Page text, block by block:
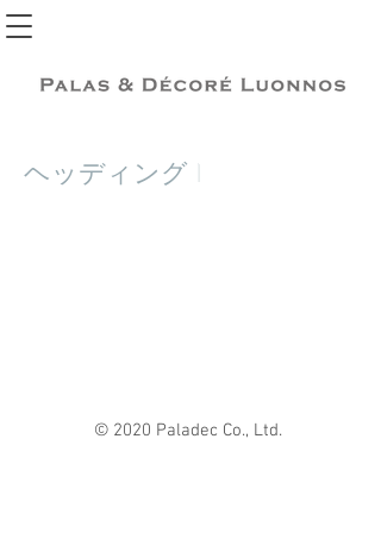
ヘッディング 1
© 2020 Paladec Co., Ltd.